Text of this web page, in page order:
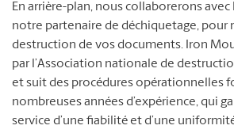
En arrière-plan, nous collaborerons
notre partenaire de déchiquetage, pour
destruction de vos documents. Iron
par l’Association nationale de
et suit des procédures opérationnelles
nombreuses années d’expérience, qui
service d’une fiabilité et d’une